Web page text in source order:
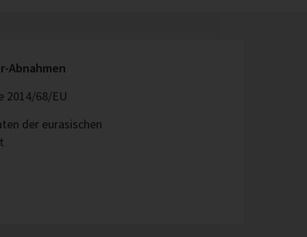
Abnahmen
2014/68/EU
der eurasischen